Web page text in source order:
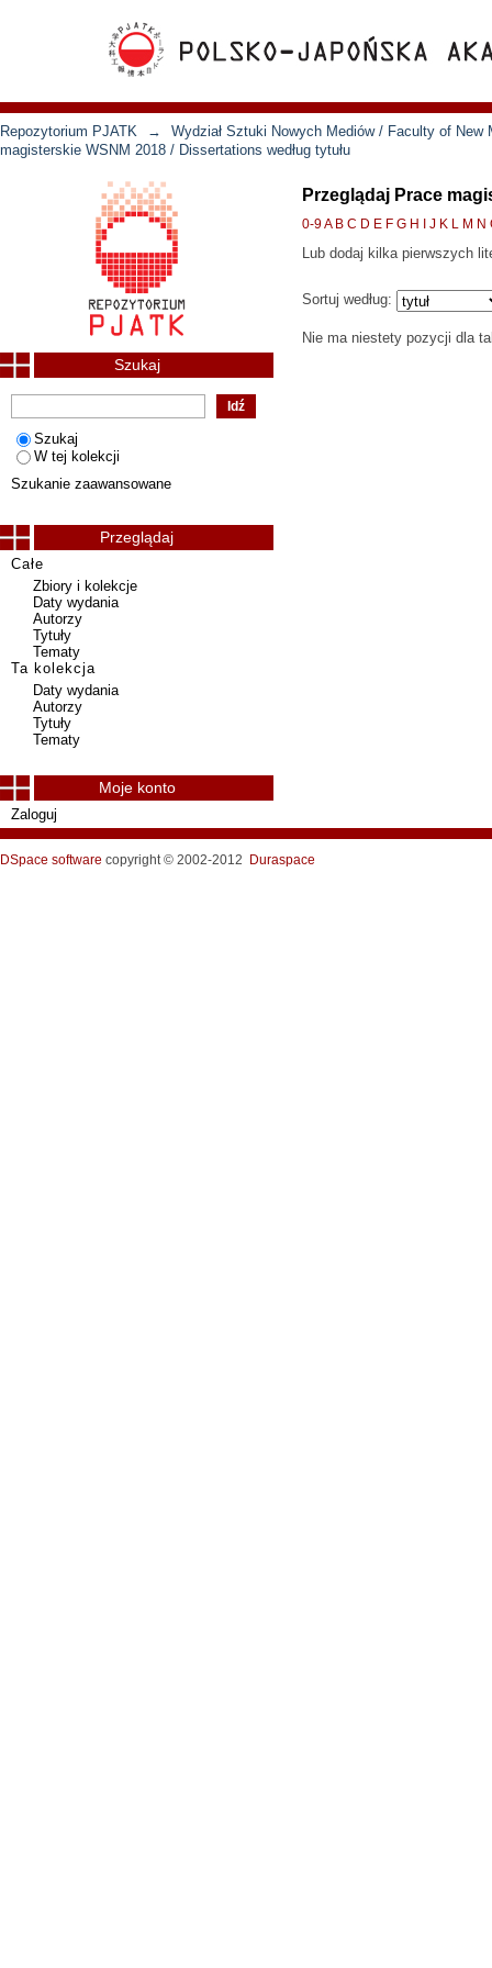
Repozytorium PJATK →
Wydział Sztuki Nowych Mediów / Faculty of New
magisterskie WSNM 2018 / Dissertations według tytułu
Przeglądaj Prace
0-9A B C D E F G H J K L M N
Lub dodaj kilka pierwszych
Sortuj według:
Nie ma niestety pozycji dla
Szukaj
Szukaj
W tej kolekcji
Szukanie zaawansowane
Przeglądaj
Całe
Zbiory i kolekcje
Daty wydania
Autorzy
Tytuły
Tematy
Ta kolekcja
Daty wydania
Autorzy
Tytuły
Tematy
Moje konto
Zaloguj
DSpace software copyright © 2002-2012 Duraspace